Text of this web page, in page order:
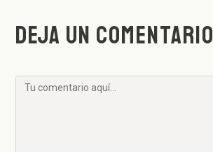
DEJA UN COMENTARIO
Comentario